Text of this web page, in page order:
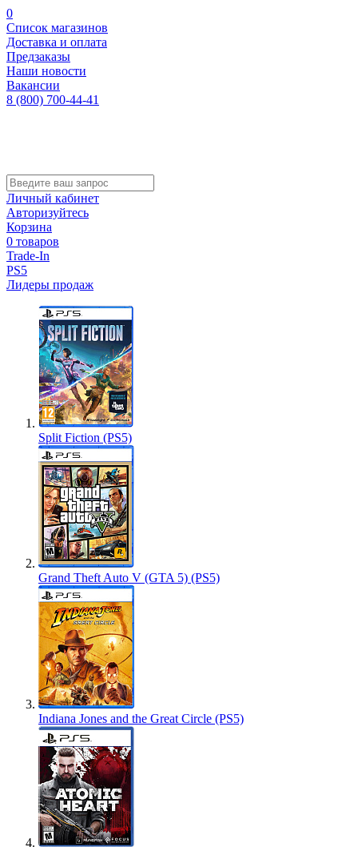
0
Список магазинов
Доставка и оплата
Предзаказы
Наши новости
Вакансии
8 (800) 700-44-41
Личный кабинет
Авторизуйтесь
Корзина
0 товаров
Trade-In
PS5
Лидеры продаж
Split Fiction (PS5)
Grand Theft Auto V (GTA 5) (PS5)
Indiana Jones and the Great Circle (PS5)